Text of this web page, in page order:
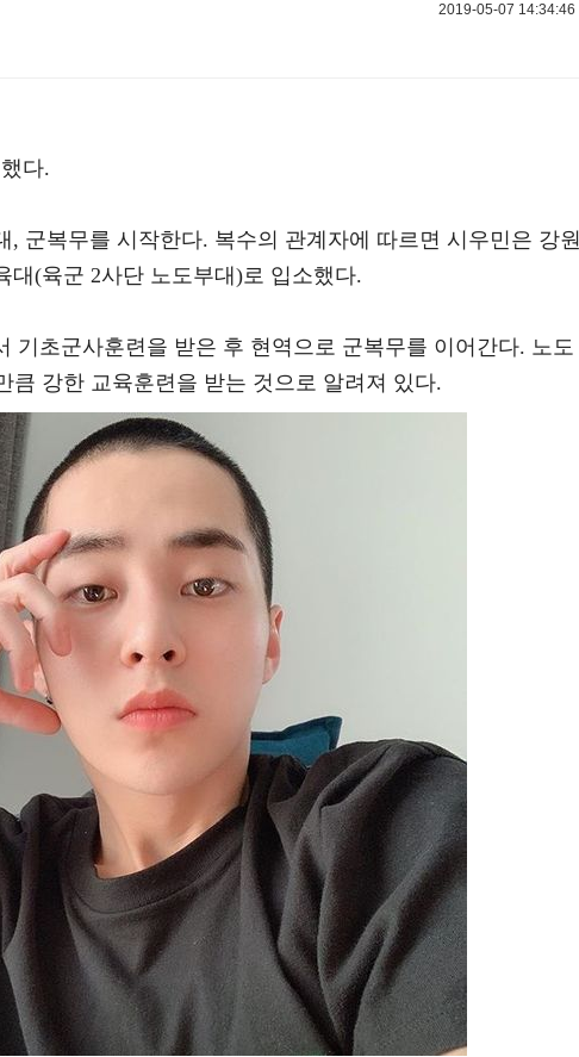
2019-05-07 14:34:46
다.
, 군복무를 시작한다. 복수의 관계자에 따르면 시우민은 강원
대(육군 2사단 노도부대)로 입소했다.
기초군사훈련을 받은 후 현역으로 군복무를 이어간다. 노도
큼 강한 교육훈련을 받는 것으로 알려져 있다.